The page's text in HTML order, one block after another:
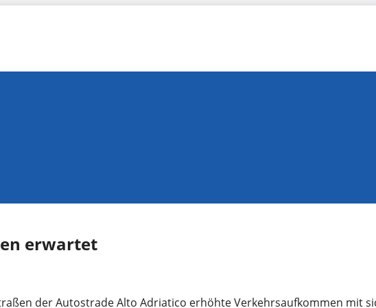
erwartet
der Autostrade Alto Adriatico erhöhte Verkehrsaufkommen mit